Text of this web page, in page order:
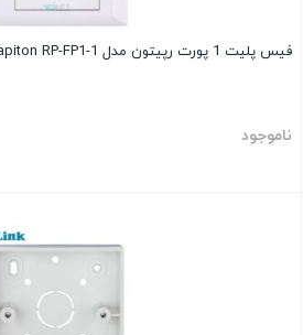
فیس پلیت 1 پورت رپیتون مدل Rapiton RP-FP1-1
ناموجود